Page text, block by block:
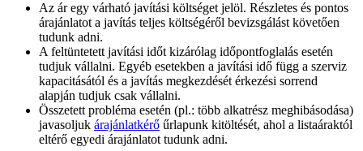
Az ár egy várható javítási költséget jelöl. Részletes és pontos
árajánlatot a javítás teljes költségéről bevizsgálást követően
tudunk adni.
A feltüntetett javítási időt kizárólag időpontfoglalás esetén
tudjuk vállalni. Egyéb esetekben a javítási idő függ a szerviz
kapacitásától és a javítás megkezdését érkezési sorrend
alapján tudjuk csak vállalni.
Összetett probléma esetén (pl.: több alkatrész meghibásodása)
javasoljuk árajánlatkérő űrlapunk kitöltését, ahol a listaáraktól
eltérő egyedi árajánlatot tudunk adni.